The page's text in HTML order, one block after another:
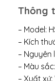
Thông
– Model:
– Kích
– Nguyên
– Màu
– Xuất